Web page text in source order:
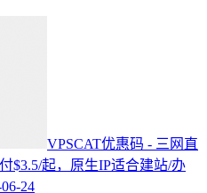
VPSCAT优惠码 - 三网直
$3.5/起，原生IP适合建站/办
24